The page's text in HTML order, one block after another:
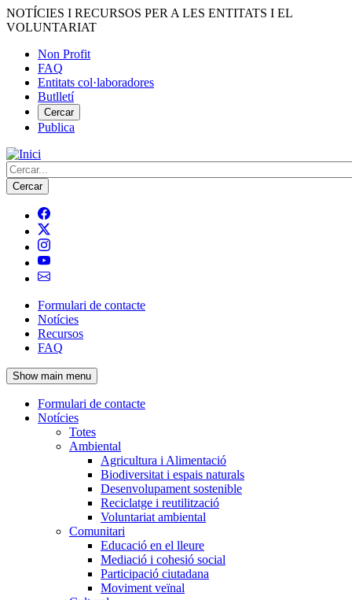
Vés
al
NOTÍCIES I RECURSOS PER A LES ENTITATS I EL
VOLUNTARIAT
Menú
del
compte
d'usuari
Non Profit
FAQ
Entitats col·laboradores
Butlletí
Cercar
Publica
Cerca
Navegació
principal
de
l'encapçalament
Formulari de contacte
Notícies
Recursos
FAQ
Show main menu
Navegació
principal
Formulari de contacte
Notícies
Totes
Ambiental
Agricultura i Alimentació
Biodiversitat i espais naturals
Desenvolupament sostenible
Reciclatge i reutilització
Voluntariat ambiental
Comunitari
Educació en el lleure
Mediació i cohesió social
Participació ciutadana
Moviment veïnal